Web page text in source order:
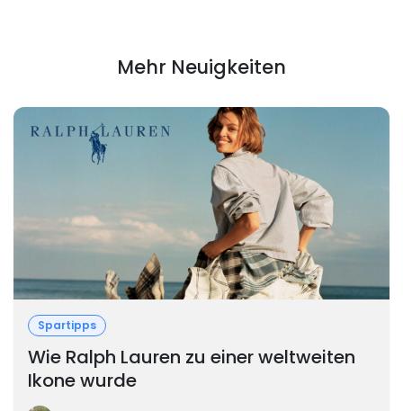
Mehr Neuigkeiten
Spartipps
Wie Ralph Lauren zu einer weltweiten
Ikone wurde